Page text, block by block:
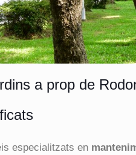
a prop de
especialitzats en